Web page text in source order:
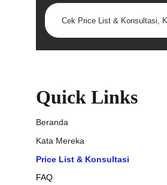
Quick Links
Beranda
Kata Mereka
Price List & Konsultasi
FAQ
Cek Price List & Konsultasi,